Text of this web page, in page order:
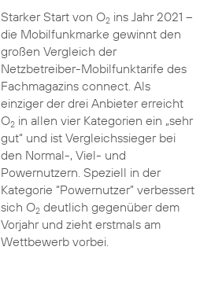
Starker Start von O2ins Jahr 2021 –
die Mobilfunkmarke gewinnt den
großen Vergleich der
Netzbetreiber-Mobilfunktarife des
Fachmagazins connect. Als
einziger der drei Anbieter erreicht
O2in allen vier Kategorien ein „sehr
gut“ und ist Vergleichssieger bei
den Normal-, Viel- und
Powernutzern. Speziell in der
Kategorie “Powernutzer” verbessert
sich O2deutlich gegenüber dem
Vorjahr und zieht erstmals am
Wettbewerb vorbei.